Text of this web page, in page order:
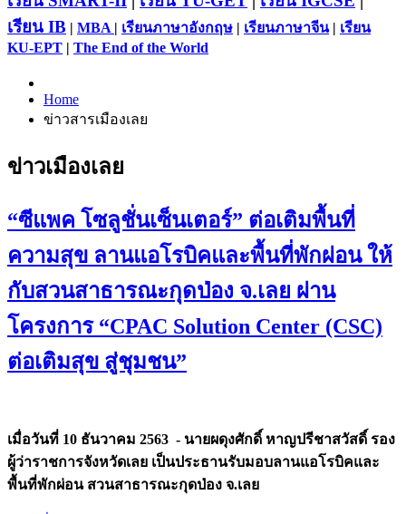
เรียน IB | MBA | เรียนภาษาอังกฤษ | เรียนภาษาจีน| เรียน
KU-EPT | The End of the World
Home
ข่าวสารเมืองเลย
ข่าวเมืองเลย
“ซีแพค โซลูชั่นเซ็นเตอร์” ต่อเติมพื้นที่
ความสุข ลานแอโรบิคและพื้นที่พักผ่อน ให้
กับสวนสาธารณะกุดป่อง จ.เลย ผ่าน
โครงการ “CPAC Solution Center (CSC)
ต่อเติมสุข สู่ชุมชน”
เมื่อวันที่ 10 ธันวาคม 2563 - นายผดุงศักดิ์ หาญปรีชาสวัสดิ์ รอง
ผู้ว่าราชการจังหวัดเลย เป็นประธานรับมอบลานแอโรบิคและ
พื้นที่พักผ่อน สวนสาธารณะกุดป่อง จ.เลย